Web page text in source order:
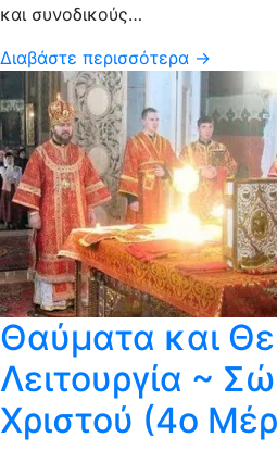
και συνοδικούς…
Διαβάστε περισσότερα →
Θαύματα και
Λειτουργία ~
Χριστού (4ο